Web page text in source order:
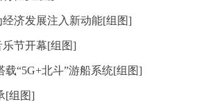
济发展注入新动能[组图]
乐节开幕[组图]
载“5G+北斗”游船系统[组图]
[组图]